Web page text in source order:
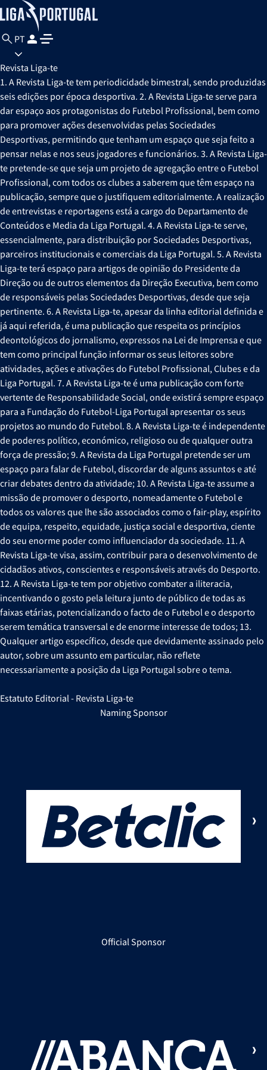
PT
Revista Liga-te
1. A Revista Liga-te tem periodicidade bimestral, sendo produzidas
seis edições por época desportiva. 2. A Revista Liga-te serve para
dar espaço aos protagonistas do Futebol Profissional, bem como
para promover ações desenvolvidas pelas Sociedades
Desportivas, permitindo que tenham um espaço que seja feito a
pensar nelas e nos seus jogadores e funcionários. 3. A Revista Liga-
te pretende-se que seja um projeto de agregação entre o Futebol
Profissional, com todos os clubes a saberem que têm espaço na
publicação, sempre que o justifiquem editorialmente. A realização
de entrevistas e reportagens está a cargo do Departamento de
Conteúdos e Media da Liga Portugal. 4. A Revista Liga-te serve,
essencialmente, para distribuição por Sociedades Desportivas,
parceiros institucionais e comerciais da Liga Portugal. 5. A Revista
Liga-te terá espaço para artigos de opinião do Presidente da
Direção ou de outros elementos da Direção Executiva, bem como
de responsáveis pelas Sociedades Desportivas, desde que seja
pertinente. 6. A Revista Liga-te, apesar da linha editorial definida e
já aqui referida, é uma publicação que respeita os princípios
deontológicos do jornalismo, expressos na Lei de Imprensa e que
tem como principal função informar os seus leitores sobre
atividades, ações e ativações do Futebol Profissional, Clubes e da
Liga Portugal. 7. A Revista Liga-te é uma publicação com forte
vertente de Responsabilidade Social, onde existirá sempre espaço
para a Fundação do Futebol-Liga Portugal apresentar os seus
projetos ao mundo do Futebol. 8. A Revista Liga-te é independente
de poderes político, económico, religioso ou de qualquer outra
força de pressão; 9. A Revista da Liga Portugal pretende ser um
espaço para falar de Futebol, discordar de alguns assuntos e até
criar debates dentro da atividade; 10. A Revista Liga-te assume a
missão de promover o desporto, nomeadamente o Futebol e
todos os valores que lhe são associados como o fair-play, espírito
de equipa, respeito, equidade, justiça social e desportiva, ciente
do seu enorme poder como influenciador da sociedade. 11. A
Revista Liga-te visa, assim, contribuir para o desenvolvimento de
cidadãos ativos, conscientes e responsáveis através do Desporto.
12. A Revista Liga-te tem por objetivo combater a iliteracia,
incentivando o gosto pela leitura junto de público de todas as
faixas etárias, potencializando o facto de o Futebol e o desporto
serem temática transversal e de enorme interesse de todos; 13.
Qualquer artigo específico, desde que devidamente assinado pelo
autor, sobre um assunto em particular, não reflete
necessariamente a posição da Liga Portugal sobre o tema.
Estatuto Editorial - Revista Liga-te
Naming Sponsor
Official Sponsor